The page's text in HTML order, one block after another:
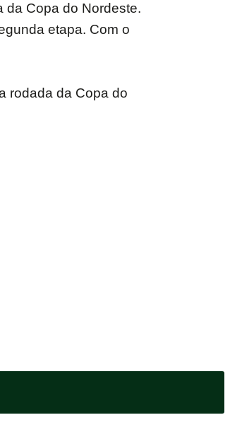
da Copa do Nordeste.
etapa. Com o
rodada da Copa do